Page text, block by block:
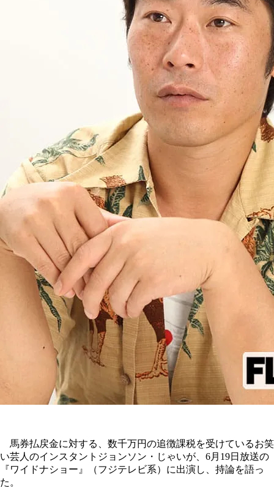
馬券払戻金に対する、数千万円の追徴課税を受けているお笑
い芸人のインスタントジョンソン・じゃいが、6月19日放送の
『ワイドナショー』（フジテレビ系）に出演し、持論を語っ
た。